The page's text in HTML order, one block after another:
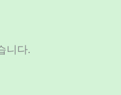
니다.